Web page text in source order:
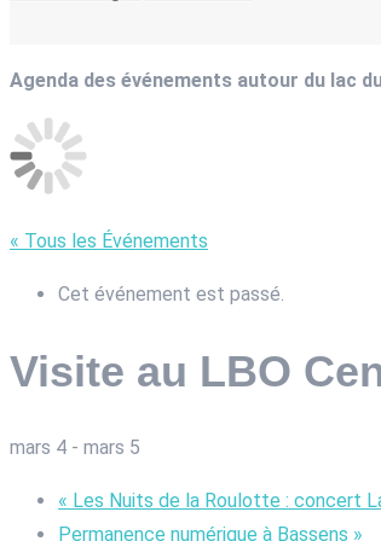
Agenda des événements autour du lac
« Tous les Événements
Cet événement est passé.
Visite au LBO
mars 4 - mars 5
« Les Nuits de la Roulotte : concert
Permanence numérique à Bassens »